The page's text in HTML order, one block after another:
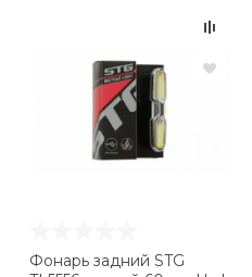
Фонарь задний STG